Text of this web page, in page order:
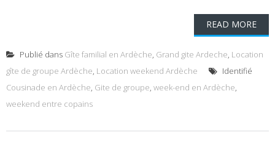
READ MORE
Publié dans Gîte familial en Ardèche, Grand gite Ardeche, Location
gîte de groupe Ardèche, Location weekend Ardèche
Identifié
Cousinade en Ardèche, Gite de groupe, week-end en Ardèche,
weekend entre copains